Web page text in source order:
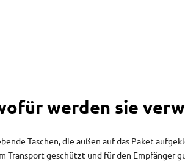
werden sie
Taschen, die außen auf das Paket
geschützt und für den Empfänger